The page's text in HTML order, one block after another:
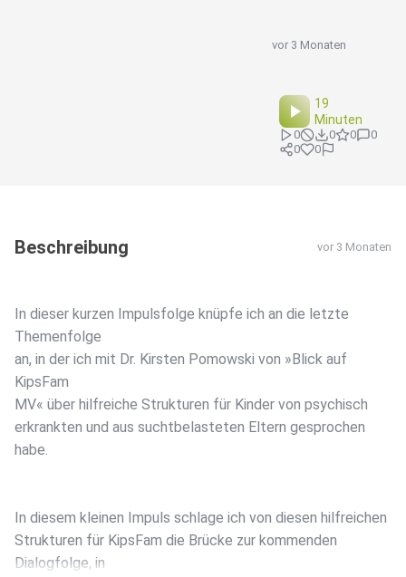
vor 3 Monaten
19
Minuten
0 0 0
0
0
0
Beschreibung vor 3 Monaten
In dieser kurzen Impulsfolge knüpfe ich an die letzte
Themenfolge
an, in der ich mit Dr. Kirsten Pomowski von »Blick auf
KipsFam
MV« über hilfreiche Strukturen für Kinder von psychisch
erkrankten und aus suchtbelasteten Eltern gesprochen
habe.
In diesem kleinen Impuls schlage ich von diesen hilfreichen
Strukturen für KipsFam die Brücke zur kommenden
Dialogfolge, in